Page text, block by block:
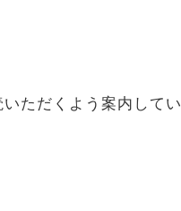
ただくよう案内してい